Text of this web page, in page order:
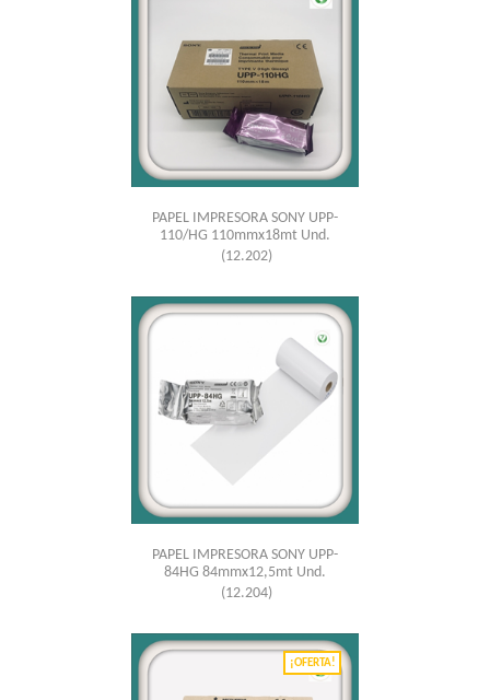
PAPEL IMPRESORA SONY UPP-
110/HG 110mmx18mt Und.
(12.202)
PAPEL IMPRESORA SONY UPP-
84HG 84mmx12,5mt Und.
(12.204)
¡OFERTA!